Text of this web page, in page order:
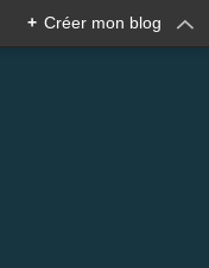
+ Créer mon blog